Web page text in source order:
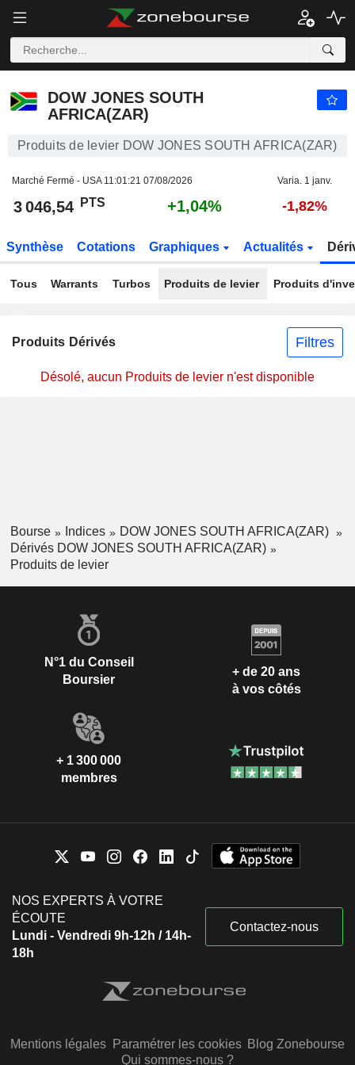
DOW JONES SOUTH
AFRICA(ZAR)
Produits de levier DOW JONES SOUTH AFRICA(ZAR)
Marché Fermé - USA 11:01:21 07/08/2026 Varia. 1 janv.
3 046,54 PTS +1,04% -1,82%
Synthèse Cotations Graphiques Actualités
Tous Warrants Turbos Produits de levier Produits
Produits Dérivés Filtres
Désolé, aucun Produits de levier n'est disponible
Bourse Indices
DOW JONES SOUTH AFRICA(ZAR)
Dérivés DOW JONES SOUTH AFRICA(ZAR)
Produits de levier
N°1 du Conseil
Boursier
+ de 20 ans
à vos côtés
+ 1 300 000
membres
NOS EXPERTS À VOTRE
ÉCOUTE
Lundi - Vendredi 9h-12h / 14h-
18h
Contactez-nous
Mentions légales Paramétrer les cookies Blog Zonebourse
Qui sommes-nous ?